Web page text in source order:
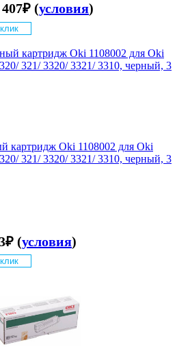
₽ (условия)
картридж Oki 1108002 для Oki
321/ 3320/ 3321/ 3310, черный, 3
₽ (условия)